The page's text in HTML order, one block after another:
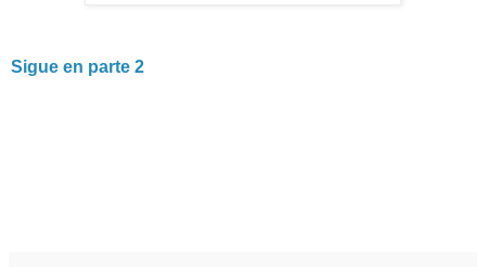
Sigue en parte 2